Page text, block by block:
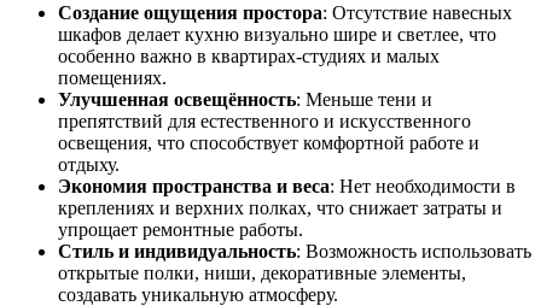
Создание ощущения простора: Отсутствие навесных
шкафов делает кухню визуально шире и светлее, что
особенно важно в квартирах-студиях и малых
помещениях.
Улучшенная освещённость: Меньше тени и
препятствий для естественного и искусственного
освещения, что способствует комфортной работе и
отдыху.
Экономия пространства и веса: Нет необходимости в
креплениях и верхних полках, что снижает затраты и
упрощает ремонтные работы.
Стиль и индивидуальность: Возможность использовать
открытые полки, ниши, декоративные элементы,
создавать уникальную атмосферу.